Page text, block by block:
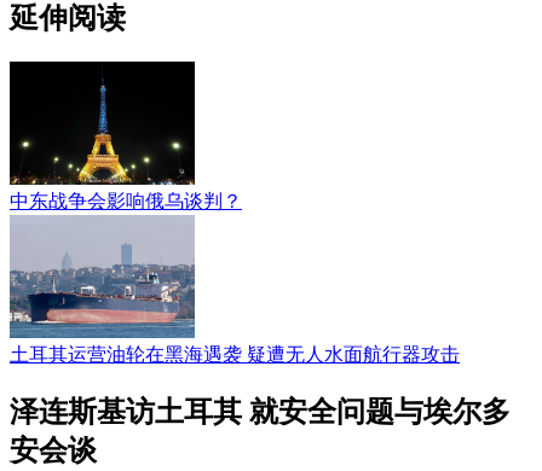
延伸阅读
中东战争会影响俄乌谈判？
土耳其运营油轮在黑海遇袭 疑遭无人水面航行器攻击
泽连斯基访土耳其 就安全问题与埃尔多
安会谈